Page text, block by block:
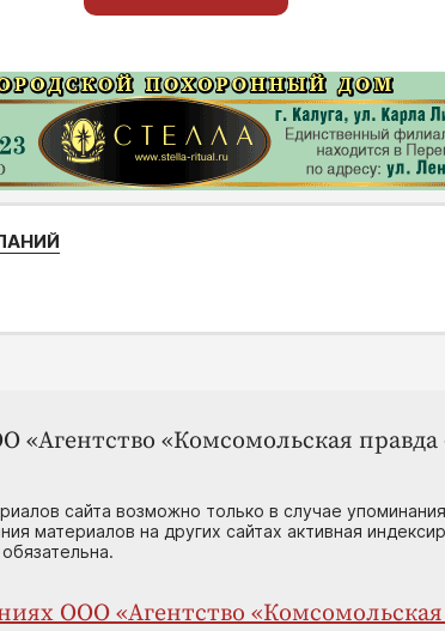
«Агентство «Комсомольская правда
сайта возможно только в случае
материалов на других сайтах активная
ООО «Агентство